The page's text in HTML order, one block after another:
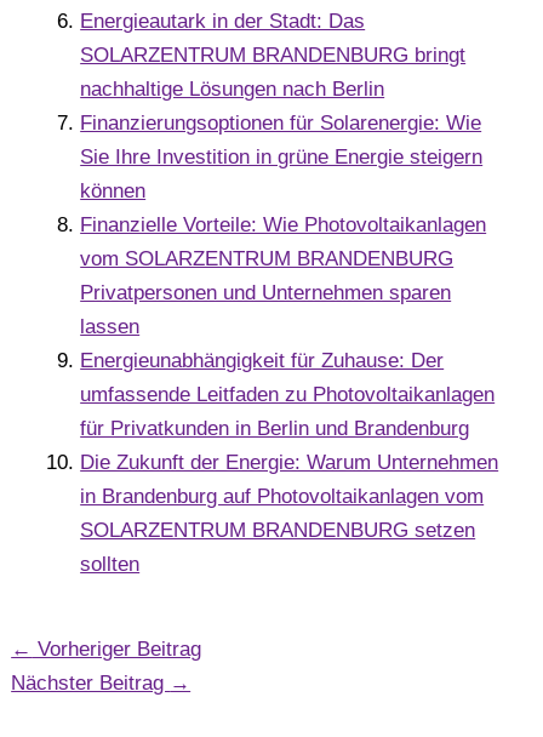
Energieautark in der Stadt: Das
SOLARZENTRUM BRANDENBURG bringt
nachhaltige Lösungen nach Berlin
Finanzierungsoptionen für Solarenergie: Wie
Sie Ihre Investition in grüne Energie steigern
können
Finanzielle Vorteile: Wie Photovoltaikanlagen
vom SOLARZENTRUM BRANDENBURG
Privatpersonen und Unternehmen sparen
lassen
Energieunabhängigkeit für Zuhause: Der
umfassende Leitfaden zu Photovoltaikanlagen
für Privatkunden in Berlin und Brandenburg
Die Zukunft der Energie: Warum Unternehmen
in Brandenburg auf Photovoltaikanlagen vom
SOLARZENTRUM BRANDENBURG setzen
sollten
← Vorheriger Beitrag
Nächster Beitrag →